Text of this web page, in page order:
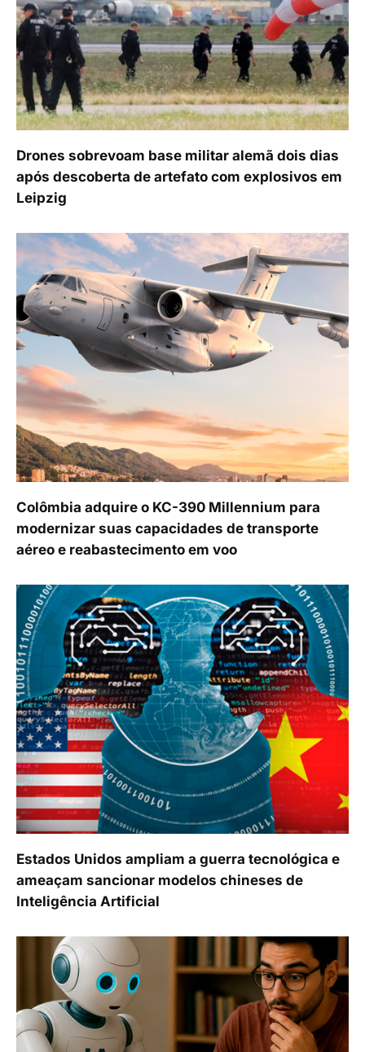
Drones sobrevoam base militar alemã dois dias
após descoberta de artefato com explosivos em
Leipzig
Colômbia adquire o KC-390 Millennium para
modernizar suas capacidades de transporte
aéreo e reabastecimento em voo
Estados Unidos ampliam a guerra tecnológica e
ameaçam sancionar modelos chineses de
Inteligência Artificial